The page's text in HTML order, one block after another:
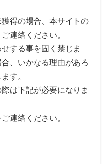
得の場合、本サイトの
連絡ください。
する事を固く禁じま
、いかなる理由があろ
す。
は下記が必要になりま
連絡ください。